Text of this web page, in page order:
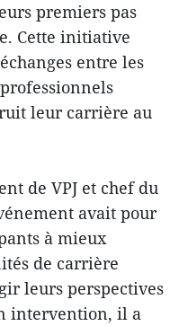
premiers pas
Cette initiative
entre les
leur carrière au
de VPJ et chef du
avait pour
à mieux
de carrière
leurs perspectives
intervention, il a